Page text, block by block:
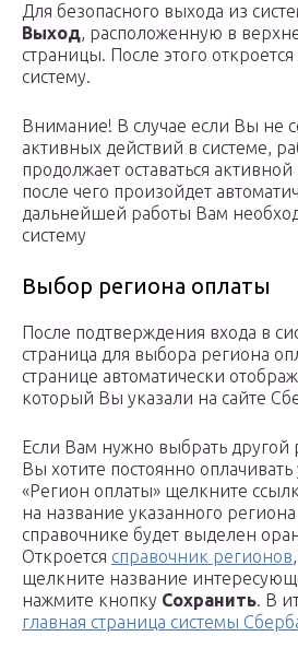
Для безопасного выхода из
Выход, расположенную в
страницы. После этого
систему.
Внимание! В случае если Вы не
активных действий в системе,
продолжает оставаться
после чего произойдет
дальнейшей работы Вам
систему
Выбор региона оплаты
После подтверждения входа в
страница для выбора региона
странице автоматически
который Вы указали на сайте
Если Вам нужно выбрать другой
Вы хотите постоянно оплачивать
«Регион оплаты» щелкните
на название указанного
справочнике будет выделен
Откроется справочник регионов
щелкните название
нажмите кнопку Сохранить. В
главная страница системы